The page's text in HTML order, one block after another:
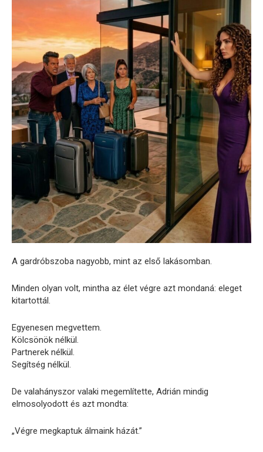
A gardróbszoba nagyobb, mint az első lakásomban.
Minden olyan volt, mintha az élet végre azt mondaná: eleget
kitartottál.
Egyenesen megvettem.
Kölcsönök nélkül.
Partnerek nélkül.
Segítség nélkül.
De valahányszor valaki megemlítette, Adrián mindig
elmosolyodott és azt mondta:
„Végre megkaptuk álmaink házát.”